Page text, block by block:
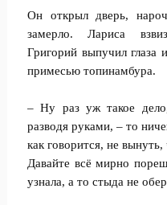
Он открыл дверь,
замерло. Лариса
Григорий выпучил глаза
примесью топинамбура.
– Ну раз уж такое
разводя руками, – то
как говорится, не
Давайте всё мирно
узнала, а то стыда не